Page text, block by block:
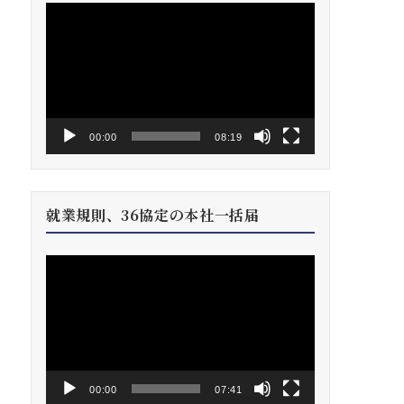
00:00 08:19
就業規則、36協定の本社一括届
00:00 07:41